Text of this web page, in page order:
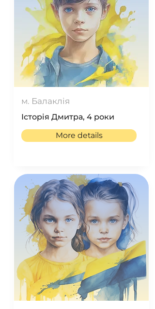
м. Балаклія
Історія Дмитра, 4 роки
More details